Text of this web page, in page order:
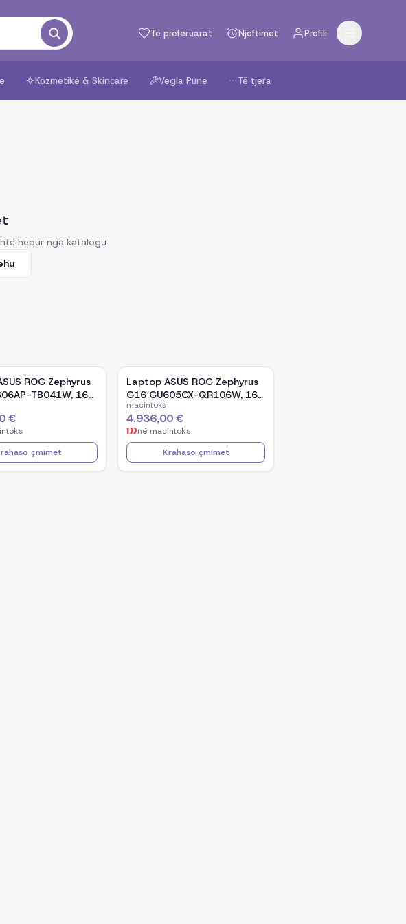
Të preferuarat Njoftimet Profili
Kozmetikë & Skincare Vegla Pune Të tjera
hequr nga katalogu.
ROG Zephyrus
TB041W, 16-
Intel Core Ultra 9
GeForce RTX
RAM, 1TB SSD,
11 - Black
€
çmimet
Laptop ASUS ROG Zephyrus
G16 GU605CX-QR106W, 16-
inch WQXGA OLED, Intel Core
Ultra 9 285H, NVIDIA GeForce
RTX 5090, 32GB RAM, 2TB
SSD, Windows 11 - Black
macintoks
4.936,00 €
në macintoks
Krahaso çmimet